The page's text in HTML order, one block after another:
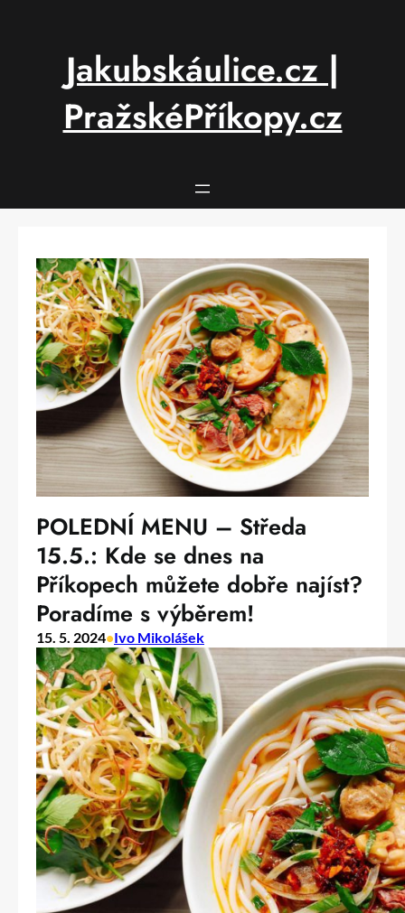
Jakubskáulice.cz |
PražskéPříkopy.cz
POLEDNÍ MENU – Středa
15.5.: Kde se dnes na
Příkopech můžete dobře najíst?
Poradíme s výběrem!
15. 5. 2024•Ivo Mikolášek